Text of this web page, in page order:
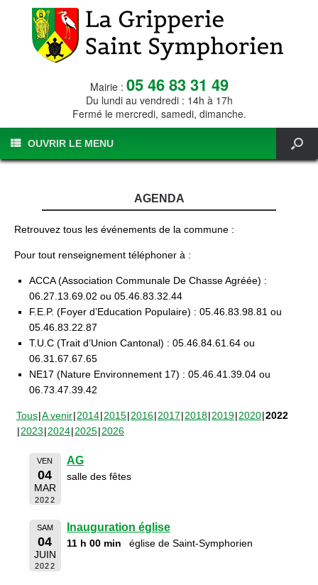
Mairie : 05 46 83 31 49
Du lundi au vendredi : 14h à 17h
Fermé le mercredi, samedi, dimanche.
OUVRIR LE MENU
AGENDA
Retrouvez tous les événements de la commune :
Pour tout renseignement téléphoner à :
ACCA (Association Communale De Chasse Agréée) :
06.27.13.69.02 ou 05.46.83.32.44
F.E.P. (Foyer d’Education Populaire) : 05.46.83.98.81 ou
05.46.83.22.87
T.U.C (Trait d’Union Cantonal) : 05.46.84.61.64 ou
06.31.67.67.65
NE17 (Nature Environnement 17) : 05.46.41.39.04 ou
06.73.47.39.42
Tous A venir 2014 2015 2016 2017 2018 2019 2020 2022
2023 2024 2025 2026
VEN
04
MAR
2022
AG
salle des fêtes
SAM
04
JUIN
2022
Inauguration église
11 h 00 min église de Saint-Symphorien